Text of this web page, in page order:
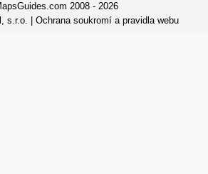
2008 - 2026
s.r.o. Ochrana soukromí a pravidla webu